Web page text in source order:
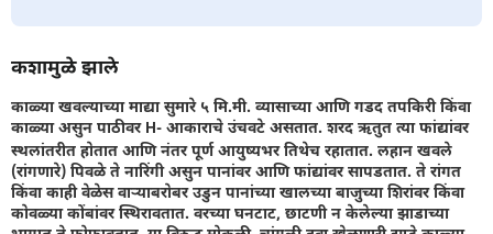
कशामुळे झाले
काळ्या खवल्याच्या माद्या सुमारे ५ मि.मी. व्यासाच्या आणि गडद तपकिरी किंवा
काळ्या असुन पाठीवर H- आकाराचे उंचवटे असतात. शरद ऋतुत त्या फांद्यांवर
स्थलांतरीत होतात आणि नंतर पूर्ण आयुष्यभर तिथेच रहातात. लहान खवले
(रांगणारे) पिवळे ते नारिंगी असुन पानांवर आणि फांद्यांवर सापडतात. ते रांगत
किंवा काही वेळेस वार्‍याबरोबर उडुन पानांच्या खालच्या बाजुच्या शिरांवर किंवा
कोवळ्या कोंबांवर स्थिरावतात. वरच्या घनटाट, छाटणी न केलेल्या झाडाच्या